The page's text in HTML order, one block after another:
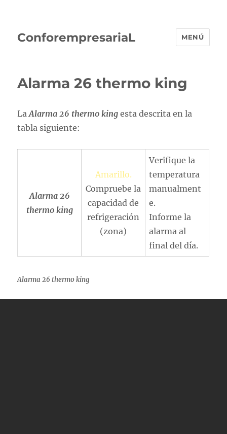
ConforempresariaL MENÚ
Alarma 26 thermo king
LaAlarma 26 thermo king esta descrita en la
tabla siguiente:
Alarma 26
thermo king
Amarillo.
Compruebe la
capacidad de
refrigeración
(zona)
Verifique la
temperatura
manualment
e.
Informe la
alarma al
final del día.
Alarma 26 thermo king